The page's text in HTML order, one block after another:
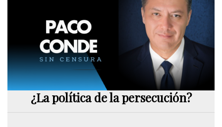
¿La política de la persecución?